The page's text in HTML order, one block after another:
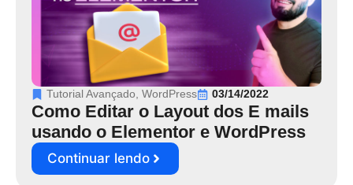
Tutorial Avançado WordPress 03/14/2022
Como Editar o Layout dos E mails
usando o Elementor e WordPress
Continuar lendo